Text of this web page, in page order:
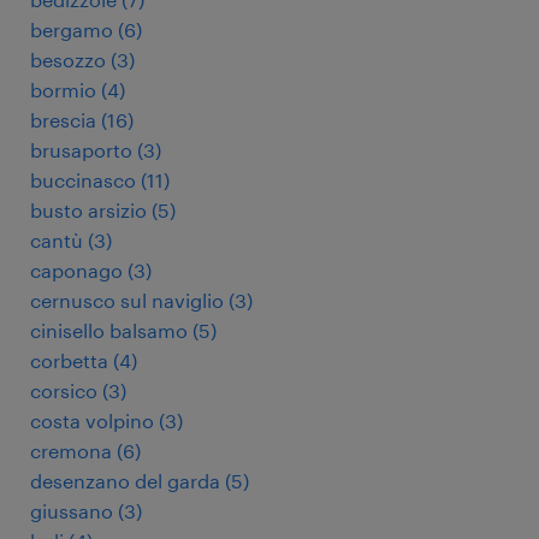
bergamo (6)
besozzo (3)
bormio (4)
brescia (16)
brusaporto (3)
buccinasco (11)
busto arsizio (5)
cantù (3)
caponago (3)
cernusco sul naviglio (3)
cinisello balsamo (5)
corbetta (4)
corsico (3)
costa volpino (3)
cremona (6)
desenzano del garda (5)
giussano (3)